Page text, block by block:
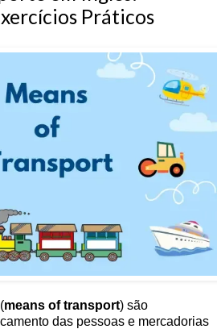
Práticos
(means of transport) são
das pessoas e mercadorias